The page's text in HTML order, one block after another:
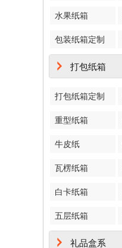
水果纸箱
包装纸箱定制
打包纸箱
打包纸箱定制
重型纸箱
牛皮纸
瓦楞纸箱
白卡纸箱
五层纸箱
礼品盒系